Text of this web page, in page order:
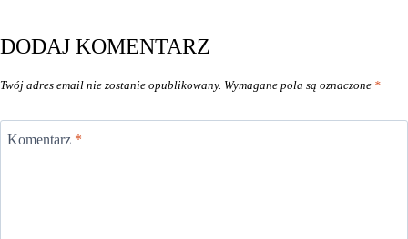
DODAJ KOMENTARZ
Twój adres email nie zostanie opublikowany. Wymagane pola są oznaczone *
Komentarz *